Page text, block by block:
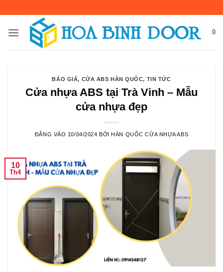
nội
0
BÁO GIÁ, CỬA ABS HÀN QUỐC, TIN TỨC
Cửa nhựa ABS tại Trà Vinh – Mẫu
cửa nhựa đẹp
ĐĂNG VÀO 10/04/2024 BỞIHÀN QUỐC CỬA NHỰA ABS
10
Th4